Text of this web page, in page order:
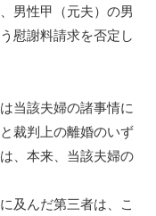
男性甲（元夫）の男
慰謝料請求を否定し
当該夫婦の諸事情に
裁判上の離婚のいず
、本来、当該夫婦の
及んだ第三者は、こ